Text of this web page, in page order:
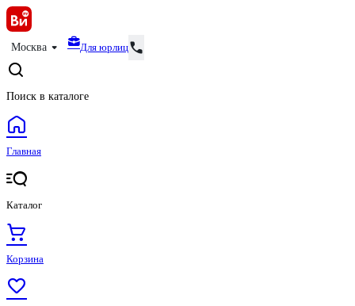
Москва Для юрлиц
Поиск в каталоге
Главная
Каталог
Корзина